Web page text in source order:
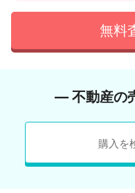
無料
― 不動産の
購入を